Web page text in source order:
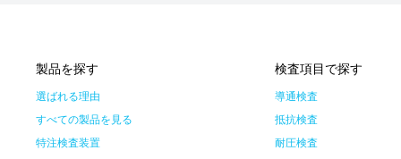
製品を探す
選ばれる理由
すべての製品を見る
特注検査装置
検査項目で探す
導通検査
抵抗検査
耐圧検査